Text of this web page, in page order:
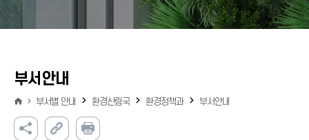
부서안내
부서별 안내 환경산림국 환경정책과 부서안내